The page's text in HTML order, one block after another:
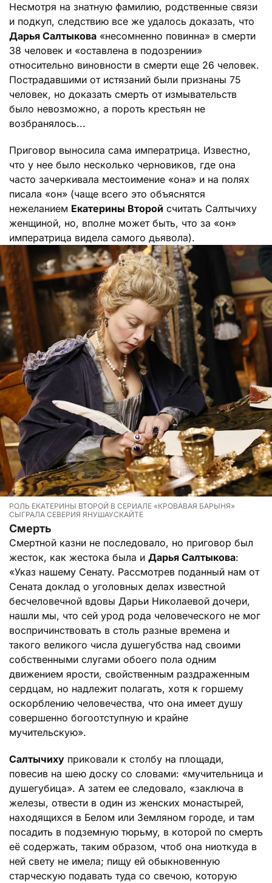
Несмотря на знатную фамилию, родственные связи
и подкуп, следствию все же удалось доказать, что
Дарья Салтыкова «несомненно повинна» в смерти
38 человек и «оставлена в подозрении»
относительно виновности в смерти еще 26 человек.
Пострадавшими от истязаний были признаны 75
человек, но доказать смерть от измывательств
было невозможно, а пороть крестьян не
возбранялось...
Приговор выносила сама императрица. Известно,
что у нее было несколько черновиков, где она
часто зачеркивала местоимение «она» и на полях
писала «он» (чаще всего это объяснятся
нежеланием Екатерины Второй считать Салтычиху
женщиной, но, вполне может быть, что за «он»
императрица видела самого дьявола).
РОЛЬ ЕКАТЕРИНЫ ВТОРОЙ В СЕРИАЛЕ «КРОВАВАЯ БАРЫНЯ»
СЫГРАЛА СЕВЕРИЯ ЯНУШАУСКАЙТЕ
Смерть
Смертной казни не последовало, но приговор был
жесток, как жестока была и Дарья Салтыкова:
«Указ нашему Сенату. Рассмотрев поданный нам от
Сената доклад о уголовных делах известной
бесчеловечной вдовы Дарьи Николаевой дочери,
нашли мы, что сей урод рода человеческого не мог
воспричинствовать в столь разные времена и
такого великого числа душегубства над своими
собственными слугами обоего пола одним
движением ярости, свойственным раздраженным
сердцам, но надлежит полагать, хотя к горшему
оскорблению человечества, что она имеет душу
совершенно богоотступную и крайне
мучительскую».
Салтычиху приковали к столбу на площади,
повесив на шею доску со словами: «мучительница и
душегубица». А затем ее следовало, «заключа в
железы, отвести в один из женских монастырей,
находящихся в Белом или Земляном городе, и там
посадить в подземную тюрьму, в которой по смерть
её содержать, таким образом, чтоб она ниоткуда в
ней свету не имела; пищу ей обыкновенную
старческую подавать туда со свечою, которую